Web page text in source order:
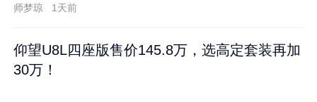
师梦琼 1天前
仰望U8L四座版售价145.8万，选高定套装再加
30万！